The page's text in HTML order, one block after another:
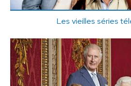
Les vieilles séries